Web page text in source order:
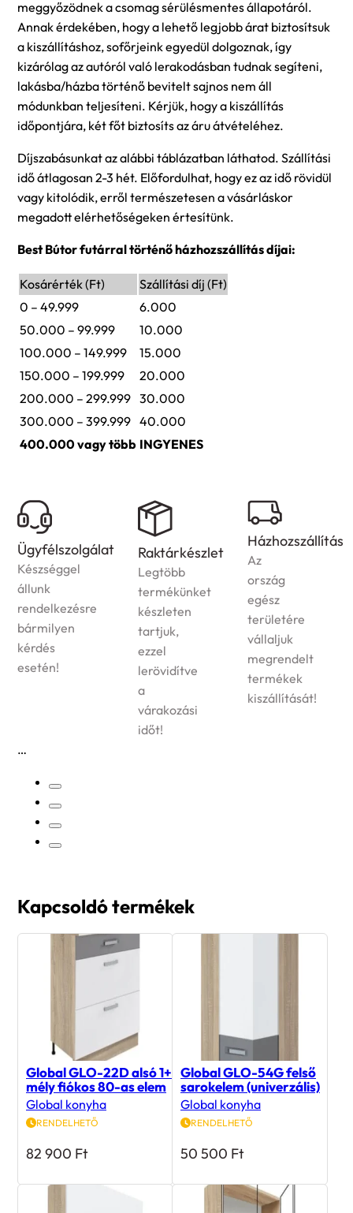
meggyőzödnek a csomag sérülésmentes állapotáról.
Annak érdekében, hogy a lehető legjobb árat biztosítsuk
a kiszállításhoz, sofőrjeink egyedül dolgoznak, így
kizárólag az autóról való lerakodásban tudnak segíteni,
lakásba/házba történő bevitelt sajnos nem áll
módunkban teljesíteni. Kérjük, hogy a kiszállítás
időpontjára, két főt biztosíts az áru átvételéhez.
Díjszabásunkat az alábbi táblázatban láthatod. Szállítási
idő átlagosan 2-3 hét. Előfordulhat, hogy ez az idő rövidül
vagy kitolódik, erről természetesen a vásárláskor
megadott elérhetőségeken értesítünk.
Best Bútor futárral történő házhozszállítás díjai:
Kosárérték (Ft)
Szállítási díj (Ft)
0 – 49.999
6.000
50.000 – 99.999
10.000
100.000 – 149.999
15.000
150.000 – 199.999
20.000
200.000 – 299.999 30.000
300.000 – 399.999 40.000
400.000 vagy több INGYENES
Ügyfélszolgálat
Készséggel
állunk
rendelkezésre
bármilyen
kérdés
esetén!
Raktárkészlet
Legtöbb
termékünket
készleten
tartjuk,
ezzel
lerövidítve
a
várakozási
időt!
Házhozszállítás
Az
ország
egész
területére
vállaljuk
megrendelt
termékek
kiszállítását!
Global GLO-22D alsó 1+2
mély fiókos 80-as elem
Global konyha
RENDELHETŐ
82 900
Global GLO-54G felső
sarokelem (univerzális)
Global konyha
RENDELHETŐ
50 500